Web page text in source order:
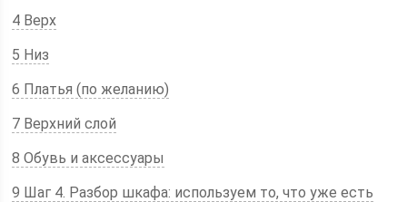
4 Верх
5 Низ
6 Платья (по желанию)
7 Верхний слой
8 Обувь и аксессуары
9 Шаг 4. Разбор шкафа: используем то, что уже есть